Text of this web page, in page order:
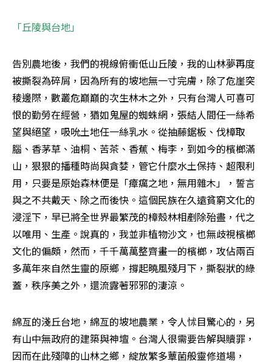
「丘陵與台地」
告別農地後，我們的視線俯衝低山丘陵，我的山林夢再度
被撕裂為碎屑，因為所有的坡地無一寸完膚，除了危崖突
稜邊際，數叢危巔巔的次生林木之外，只有台灣人可喜可
恨的勤勞在經營，猶如鬼屋的蜘蛛網，張結人間任一絲希
望與絕望，吸吮土地任一絲乳水。從抽藤鋸板、伐樟取
腦、香茅草、油桐、苦茶、香蕉、梅李，到如今的檳榔滿
山，狠狠的播種時尚與貪婪，管它什麼水土保持、超限利
用，只要是原始森林便是「瘴癘之地，無用雜木」，誓言
與之不共戴天、除之而後快。這個民族在久遠貧窮文化的
浸淫下，早已將全世界最繁茂的樟殼林相剷除殆盡，代之
以唯用、生產。說真的，我並非植物沙文，也無歧視檳榔
文化的偏頗，然而，千千萬萬整齊畫一的檳榔，攻佔兩百
多萬年來自然生靈的原鄉，撐起曉風殘月下，撕裂狀的綠
蓋，秩序美之外，還流露著邪邪的淒涼。
綿亙的淺丘台地，綿亙的坡地農業，令人怵目驚心的，另
有山中無政府的建築與神壇。台灣人很需要告解與贖罪，
因而在此殘障的山林之鄉，綻放繁多蕈菌般靈修道場，